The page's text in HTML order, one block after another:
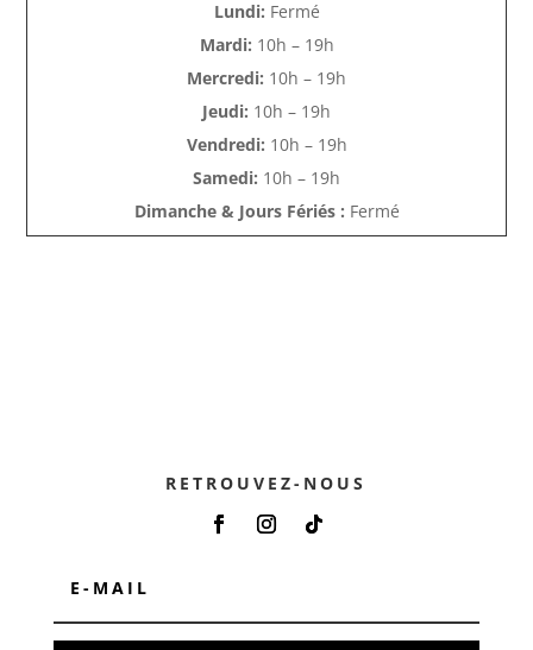
Lundi: Fermé
Mardi: 10h – 19h
Mercredi: 10h – 19h
Jeudi: 10h – 19h
Vendredi: 10h – 19h
Samedi: 10h – 19h
Dimanche & Jours Fériés : Fermé
RETROUVEZ-NOUS